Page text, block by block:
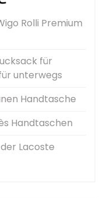
Rolli Premium
für
unterwegs
Handtasche
Handtaschen
Lacoste